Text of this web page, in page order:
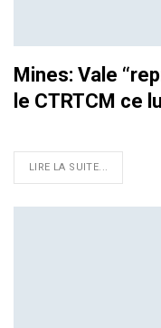
Mines: Vale
le CTRTCM ce
LIRE LA SUITE...